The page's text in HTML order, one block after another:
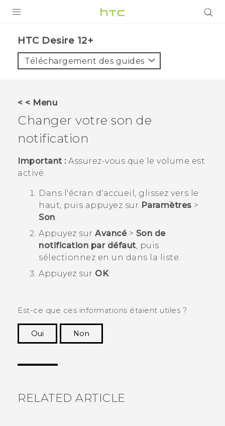
VIVE
VIVERSE
ASSISTANCE
Appareils HTC & Accessoires
HTC Desire 12+‎
Téléchargement des guides
< < Menu
Changer votre son de
notification
Important :Assurez-vous que le volume est
activé.
Dans l'écran d'accueil , glissez vers le
haut, puis appuyez sur Paramètres >
Son.
Appuyez sur Avancé> Son de
notification par défaut, puis
sélectionnez en un dans la liste.
Appuyez sur OK.
Est-ce que ces informations étaient utiles ?
Oui
Non
RELATED ARTICLE